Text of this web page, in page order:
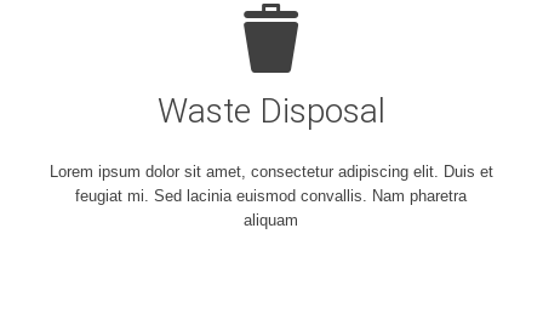
Waste Disposal
Lorem ipsum dolor sit amet, consectetur adipiscing elit. Duis et
feugiat mi. Sed lacinia euismod convallis. Nam pharetra
aliquam